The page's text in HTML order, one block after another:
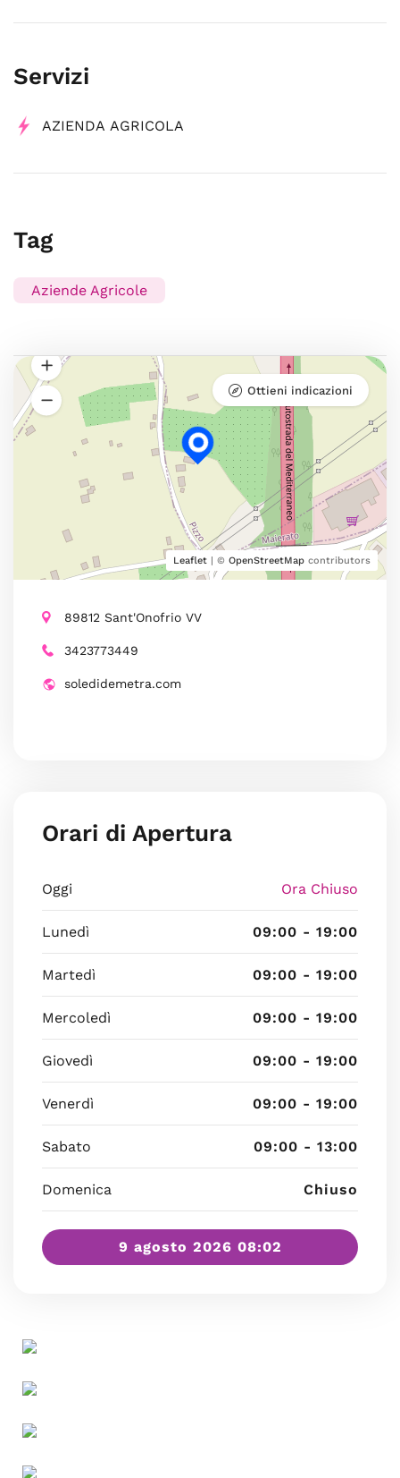
Servizi
AZIENDA AGRICOLA
Tag
Aziende Agricole
Leaflet | © OpenStreetMap contributors
Ottieni indicazioni
89812 Sant'Onofrio VV
3423773449
soledidemetra.com
Orari di Apertura
Oggi Ora Chiuso
Lunedì 09:00 - 19:00
Martedì 09:00 - 19:00
Mercoledì 09:00 - 19:00
Giovedì 09:00 - 19:00
Venerdì 09:00 - 19:00
Sabato 09:00 - 13:00
Domenica Chiuso
9 agosto 2026 08:02